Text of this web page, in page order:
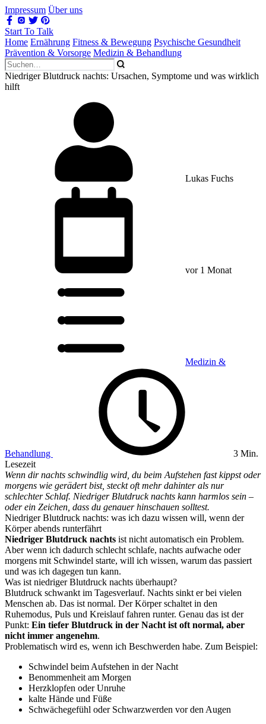
Impressum Über uns
Start To Talk
Home Ernährung Fitness & Bewegung Psychische Gesundheit
Prävention & Vorsorge Medizin & Behandlung
Niedriger Blutdruck nachts: Ursachen, Symptome und was wirklich
hilft
Lukas Fuchs
vor 1 Monat
Medizin &
Behandlung
3 Min.
Lesezeit
Wenn dir nachts schwindlig wird, du beim Aufstehen fast kippst oder
morgens wie gerädert bist, steckt oft mehr dahinter als nur
schlechter Schlaf. Niedriger Blutdruck nachts kann harmlos sein –
oder ein Zeichen, dass du genauer hinschauen solltest.
Niedriger Blutdruck nachts: was ich dazu wissen will, wenn der
Körper abends runterfährt
Niedriger Blutdruck nachts ist nicht automatisch ein Problem.
Aber wenn ich dadurch schlecht schlafe, nachts aufwache oder
morgens mit Schwindel starte, will ich wissen, warum das passiert
und was ich dagegen tun kann.
Was ist niedriger Blutdruck nachts überhaupt?
Blutdruck schwankt im Tagesverlauf. Nachts sinkt er bei vielen
Menschen ab. Das ist normal. Der Körper schaltet in den
Ruhemodus, Puls und Kreislauf fahren runter. Genau das ist der
Punkt: Ein tiefer Blutdruck in der Nacht ist oft normal, aber
nicht immer angenehm.
Problematisch wird es, wenn ich Beschwerden habe. Zum Beispiel:
Schwindel beim Aufstehen in der Nacht
Benommenheit am Morgen
Herzklopfen oder Unruhe
kalte Hände und Füße
Schwächegefühl oder Schwarzwerden vor den Augen